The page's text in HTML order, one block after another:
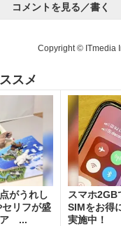
コメントを見る／書く
Copyright © ITmedia
スメ
がうれし
リフが盛
ア ...
スマホ2GB
SIMをお得
実施中！